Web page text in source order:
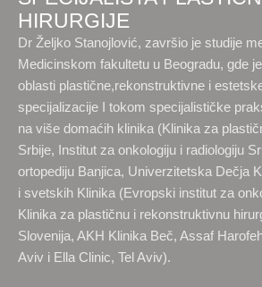
HIRURGIJE
Dr Željko Stanojlović, završio je studije
Medicinskom fakultetu u Beogradu, gde
oblasti plastične,rekonstruktivne i
specijalizacije I tokom specijalističke
na više domaćih klinika (Klinika za
Srbije, Institut za onkologiju i radiologiju
ortopediju Banjica, Univerzitetska Dečja
i svetskih Klinika (Evropski institut za
Klinika za plastičnu i rekonstruktivnu
Slovenija, AKH Klinika Beč, Assaf
Aviv i Ella Clinic, Tel Aviv).